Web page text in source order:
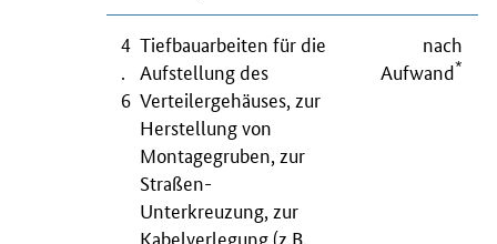
4
6
Tiefbauarbeiten für die
Aufstellung des
Verteilergehäuses, zur
Herstellung von
Montagegruben, zur
Straßen-
Unterkreuzung, zur
Kabelverlegung (z.B.
nach
Aufwand*